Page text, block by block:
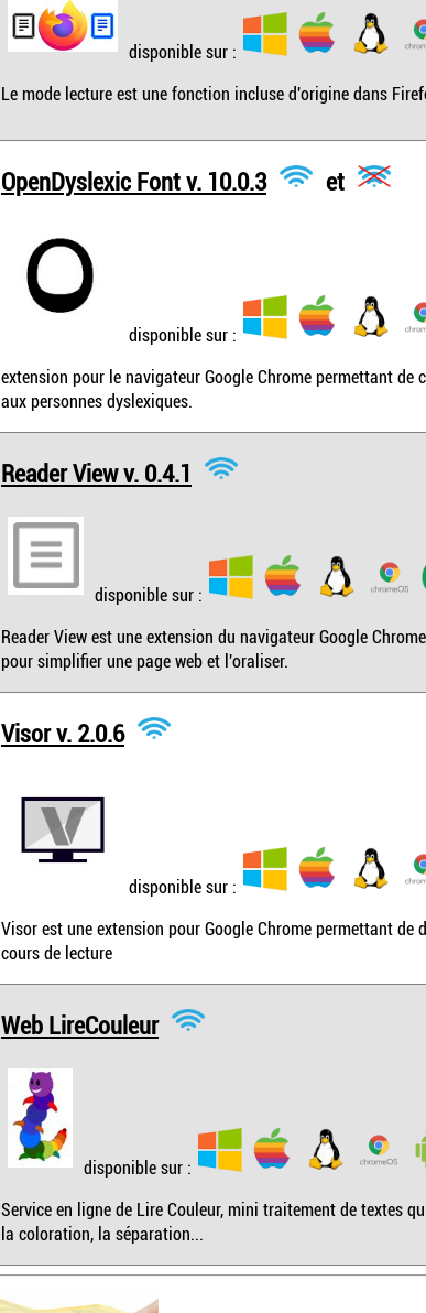
disponible sur :
Le mode lecture est une fonction incluse d'origine dans
OpenDyslexic Font v. 10.0.3 et
disponible sur :
extension pour le navigateur Google Chrome permettant
aux personnes dyslexiques.
Reader View v. 0.4.1
disponible sur :
Reader View est une extension du navigateur Google
pour simplifier une page web et l'oraliser.
Visor v. 2.0.6
disponible sur :
Visor est une extension pour Google Chrome permettant
cours de lecture
Web LireCouleur
disponible sur :
Service en ligne de Lire Couleur, mini traitement de textes
la coloration, la séparation...